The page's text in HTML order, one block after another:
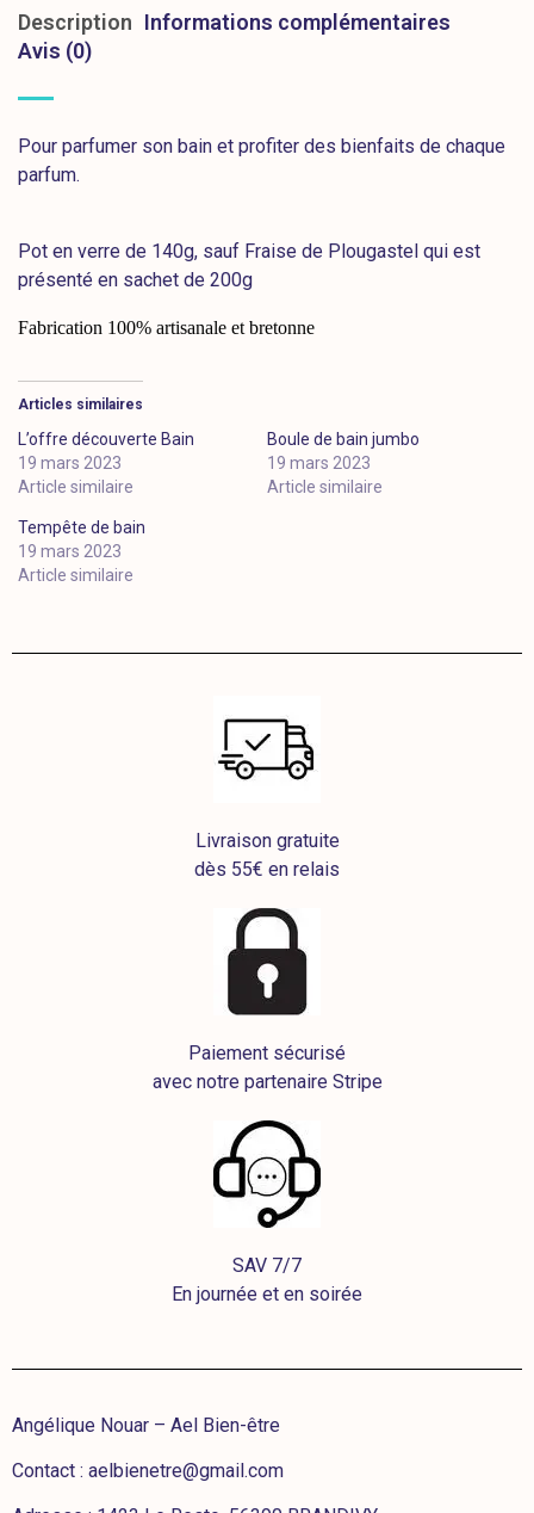
Description Informations complémentaires
Avis (0)
Pour parfumer son bain et profiter des bienfaits de chaque
parfum.
Pot en verre de 140g, sauf Fraise de Plougastel qui est
présenté en sachet de 200g
Fabrication 100% artisanale et bretonne
Articles similaires
L’offre découverte Bain
19 mars 2023
Article similaire
Boule de bain jumbo
19 mars 2023
Article similaire
Tempête de bain
19 mars 2023
Article similaire
Livraison gratuite
dès 55€ en relais
Paiement sécurisé
avec notre partenaire Stripe
SAV 7/7
En journée et en soirée
Angélique Nouar – Ael Bien-être
Contact : aelbienetre@gmail.com